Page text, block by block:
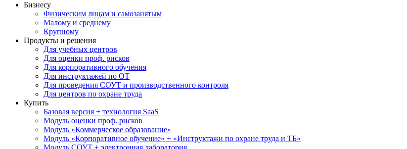
Бизнесу
Физическим лицам и самозанятым
Малому и среднему
Крупному
Продукты и решения
Для учебных центров
Для оценки проф. рисков
Для корпоративного обучения
Для инструктажей по ОТ
Для проведения СОУТ и производственного контроля
Для центров по охране труда
Купить
Базовая версия + технология SaaS
Модуль оценки проф. рисков
Модуль «Коммерческое образование»
Модуль «Корпоративное обучение» + «Инструктажи по охране труда и ТБ»
Модуль СОУТ + электронная лаборатория